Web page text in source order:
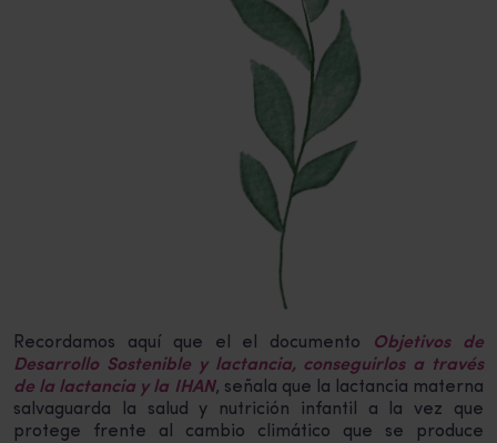
Recordamos aquí que el el documento
Objetivos de
Desarrollo Sostenible y lactancia, conseguirlos a través
de la lactancia y la IHAN, señala que la lactancia materna
salvaguarda la salud y nutrición infantil a la vez que
protege frente al cambio climático que se produce